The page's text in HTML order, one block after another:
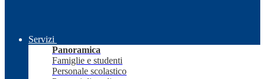
Servizi
Panoramica
Famiglie e studenti
Personale scolastico